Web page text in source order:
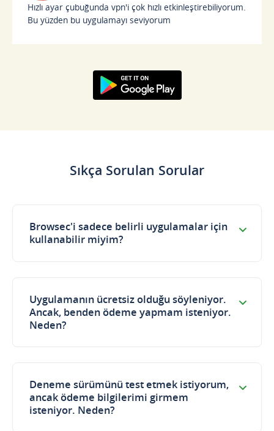
Hızlı ayar çubuğunda vpn'i çok hızlı etkinleştirebiliyorum.
Bu yüzden bu uygulamayı seviyorum
Sıkça Sorulan Sorular
Browsec'i sadece belirli uygulamalar için
kullanabilir miyim?
Uygulamanın ücretsiz olduğu söyleniyor.
Ancak, benden ödeme yapmam isteniyor.
Neden?
Deneme sürümünü test etmek istiyorum,
ancak ödeme bilgilerimi girmem
isteniyor. Neden?